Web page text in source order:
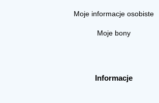
Moje informacje osobiste
Moje bony
Informacje